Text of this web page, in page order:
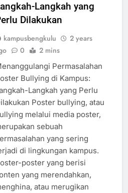
Langkah yang
Dilakukan
kampusbengkulu
2 years
0 2 mins
Permasalahan
Bullying di Kampus:
Langkah yang Perlu
Poster bullying, atau
melalui media poster,
sebuah
yang sering
di lingkungan kampus.
poster yang berisi
yang merendahkan,
atau merugikan